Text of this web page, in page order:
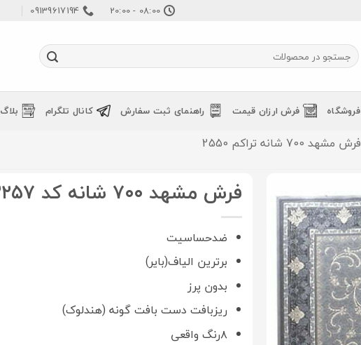
08:00 - 20:00
09139617194
جستجو
برای:
فروشگاه فرش ارزان قیمت راهنمای ثبت سفارش کانال تلگرام بلاگ
فرش مشهد 700 شانه تراکم 2550
فرش مشهد ۷۰۰ شانه کد ۷۲۲۲۵۷ متالیک
ضدحساسیت
برترین الیاف(بایر)
بدون پرز
ریزبافت دست بافت گونه (هندلوک)
۸رنگ واقعی